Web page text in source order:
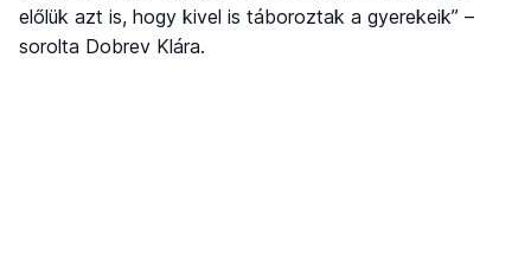
előlük azt is, hogy kivel is táboroztak a gyerekeik” –
sorolta Dobrev Klára.